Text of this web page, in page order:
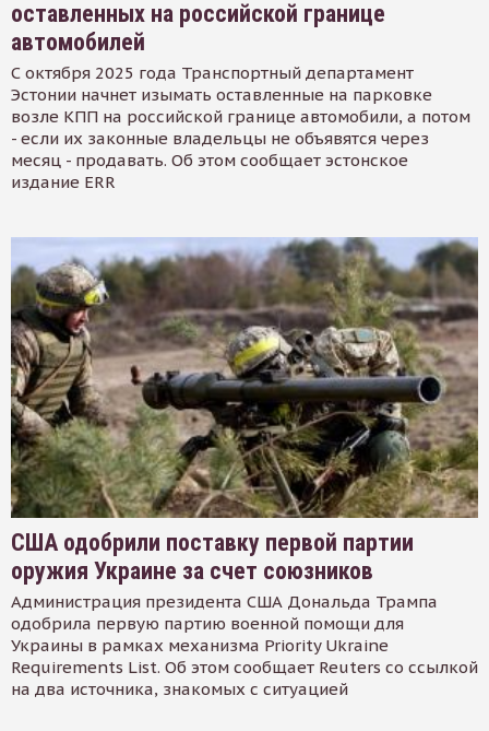
оставленных на российской границе
автомобилей
С октября 2025 года Транспортный департамент
Эстонии начнет изымать оставленные на парковке
возле КПП на российской границе автомобили, а потом
- если их законные владельцы не объявятся через
месяц - продавать. Об этом сообщает эстонское
издание ERR
США одобрили поставку первой партии
оружия Украине за счет союзников
Администрация президента США Дональда Трампа
одобрила первую партию военной помощи для
Украины в рамках механизма Priority Ukraine
Requirements List. Об этом сообщает Reuters со ссылкой
на два источника, знакомых с ситуацией